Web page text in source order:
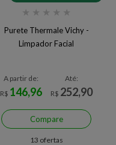
★ ★ ★ ★ ★
Purete Thermale Vichy -
Limpador Facial
A partir de:
R$ 146,96
Até:
R$ 252,90
Compare
13 ofertas